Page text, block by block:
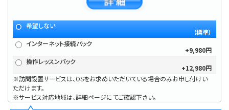
希望しない
（標準）
インターネット接続パック
+9,980円
操作レッスンパック
+12,980円
※訪問設置サービスは、OSをお求めいただいている場合のみお申し付けい
ただけます。
※サービス対応地域は、詳細ページにてご確認下さい。